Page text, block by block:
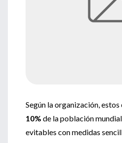
Según la organización,
10% de la población
evitables con medidas